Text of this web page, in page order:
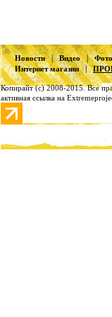
Новости|Видео|
Интернет магазин|
Копирайт (с) 2008-2015. Все
активная ссылка на